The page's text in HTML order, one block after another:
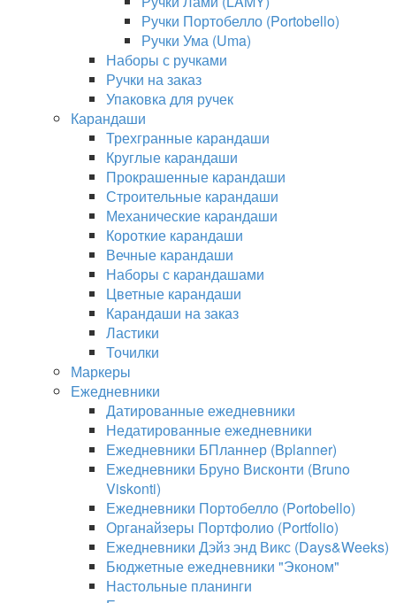
Ручки Портобелло (Portobello)
Ручки Ума (Uma)
Наборы с ручками
Ручки на заказ
Упаковка для ручек
Карандаши
Трехгранные карандаши
Круглые карандаши
Прокрашенные карандаши
Строительные карандаши
Механические карандаши
Короткие карандаши
Вечные карандаши
Наборы с карандашами
Цветные карандаши
Карандаши на заказ
Ластики
Точилки
Маркеры
Ежедневники
Датированные ежедневники
Недатированные ежедневники
Ежедневники БПланнер (Bplanner)
Ежедневники Бруно Висконти (Bruno
Viskonti)
Ежедневники Портобелло (Portobello)
Органайзеры Портфолио (Portfolio)
Ежедневники Дэйз энд Викс (Days&Weeks)
Бюджетные ежедневники "Эконом"
Настольные планинги